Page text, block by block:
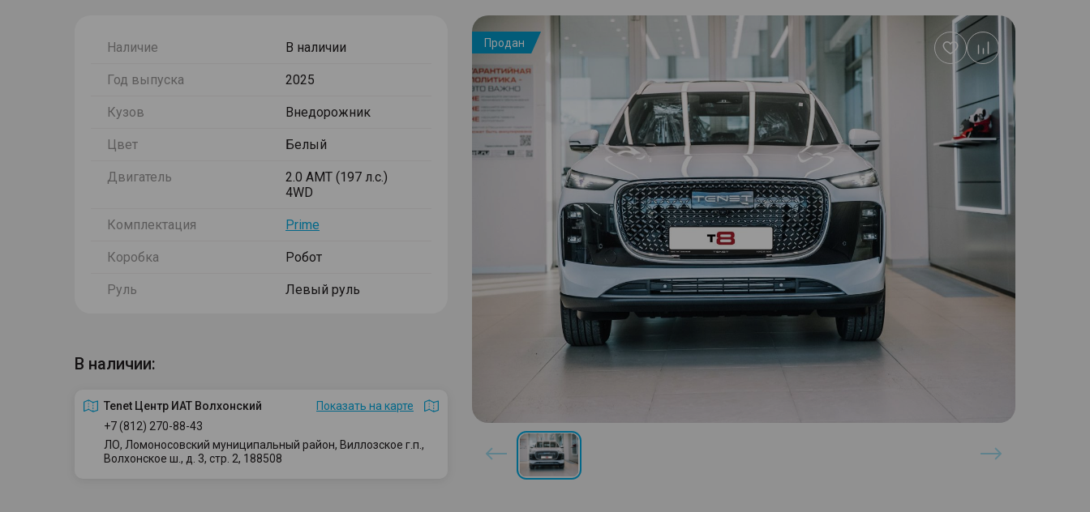
Наличие В наличии
Год выпуска 2025
Кузов Внедорожник
Цвет Белый
Двигатель
2.0 AMT (197 л.с.)
4WD
Комплектация Prime
Коробка Робот
Руль Левый руль
В наличии:
Tenet Центр ИАТ Волхонский
Показать на карте
+7 (812) 270-88-43
ЛО, Ломоносовский муниципальный район, Виллозское г.п.,
Волхонское ш., д. 3, стр. 2, 188508
Продан
Добавить
в